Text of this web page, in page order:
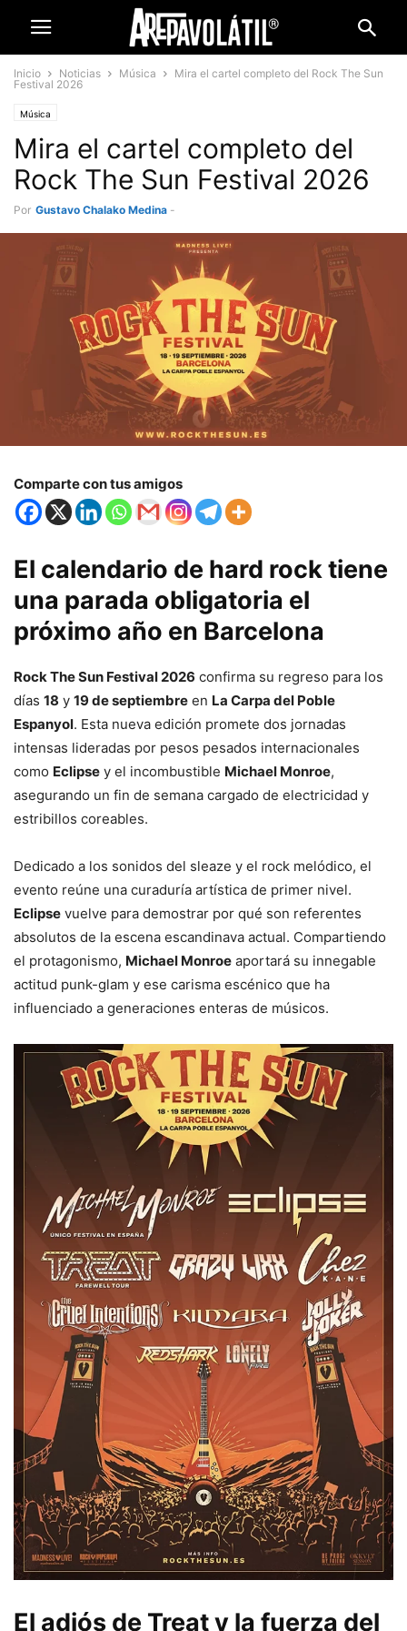
Inicio Noticias Música
Mira el cartel completo del Rock The Sun
Festival 2026
Música
Mira el cartel completo del
Rock The Sun Festival 2026
Por Gustavo Chalako Medina -
Comparte con tus amigos
El calendario de hard rock tiene
una parada obligatoria el
próximo año en Barcelona
Rock The Sun Festival 2026 confirma su regreso para los
días 18 y 19 de septiembre en La Carpa del Poble
Espanyol. Esta nueva edición promete dos jornadas
intensas lideradas por pesos pesados internacionales
como Eclipse y el incombustible Michael Monroe,
asegurando un fin de semana cargado de electricidad y
estribillos coreables.
Dedicado a los sonidos del sleaze y el rock melódico, el
evento reúne una curaduría artística de primer nivel.
Eclipse vuelve para demostrar por qué son referentes
absolutos de la escena escandinava actual. Compartiendo
el protagonismo, Michael Monroe aportará su innegable
actitud punk-glam y ese carisma escénico que ha
influenciado a generaciones enteras de músicos.
El adiós de Treat y la fuerza del